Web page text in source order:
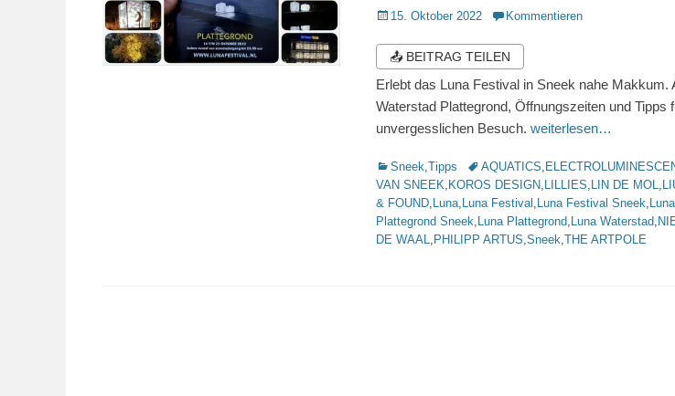
Veröffentlicht
15. Oktober 2022 Kommentieren
📤 BEITRAG TEILEN
Erlebt das Luna Festival in Sneek nahe Makkum.
Waterstad Plattegrond, Öffnungszeiten und Tipps
unvergesslichen Besuch. weiterlesen…
Kategorien
Sneek,Tipps Schlagworte
AQUATICS,
VAN SNEEK, KOROS DESIGN, LILLIES, LIN DE MOL,
& FOUND, Luna, Luna Festival , Luna Festival Sneek,
Plattegrond Sneek, Luna Plattegrond, Luna Waterstad,
DE WAAL, PHILIPP ARTUS,Sneek,THE ARTPOLE